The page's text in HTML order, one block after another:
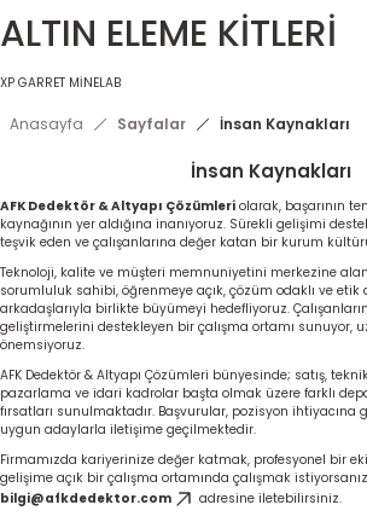
ALTIN ELEME KİTLERİ
XP GARRET MİNELAB
Anasayfa Sayfalar İnsan Kaynakları
İnsan Kaynakları
AFK Dedektör & Altyapı Çözümleri olarak, başarının
kaynağının yer aldığına inanıyoruz. Sürekli gelişimi
teşvik eden ve çalışanlarına değer katan bir kurum
Teknoloji, kalite ve müşteri memnuniyetini merkezine
sorumluluk sahibi, öğrenmeye açık, çözüm odaklı ve etik
arkadaşlarıyla birlikte büyümeyi hedefliyoruz.
geliştirmelerini destekleyen bir çalışma ortamı sunuyor,
önemsiyoruz.
AFK Dedektör & Altyapı Çözümleri bünyesinde; satış,
pazarlama ve idari kadrolar başta olmak üzere farklı
fırsatları sunulmaktadır. Başvurular, pozisyon ihtiyacına
uygun adaylarla iletişime geçilmektedir.
Firmamızda kariyerinize değer katmak, profesyonel bir
gelişime açık bir çalışma ortamında çalışmak
bilgi@afkdedektor.com
adresine iletebilirsiniz.